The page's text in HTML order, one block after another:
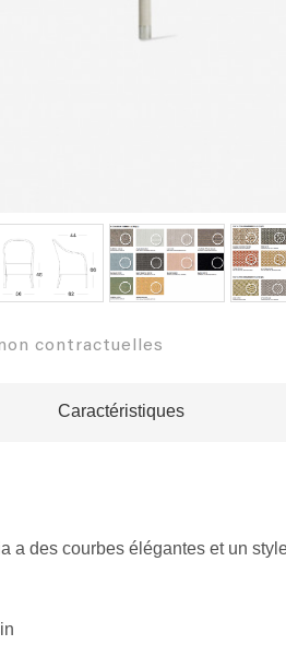
contractuelles
Caractéristiques
a des courbes élégantes et un